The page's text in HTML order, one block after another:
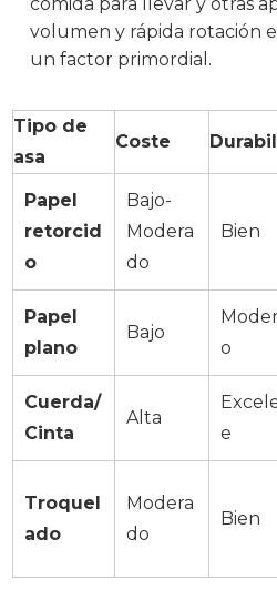
volumen y rápida rotación
un factor primordial.
Tipo de
asa
Coste
Papel
retorcid
o
Bajo-
Modera
do
Bien
Papel
plano
Bajo
o
Cuerda/
Cinta
Alta
e
Troquel
ado
Modera
do
Bien